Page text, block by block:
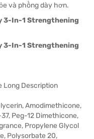
và phồng dày hơn.
3-In-1 Strengthening
3-In-1 Strengthening
Long Description
Amodimethicone,
Peg-12 Dimethicone,
Propylene Glycol
Polysorbate 20,